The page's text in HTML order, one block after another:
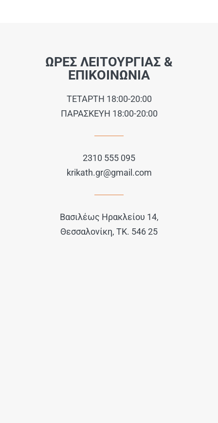
ΩΡΕΣ ΛΕΙΤΟΥΡΓΙΑΣ &
ΕΠΙΚΟΙΝΩΝΙΑ
ΤΕΤΑΡΤΗ 18:00-20:00
ΠΑΡΑΣΚΕΥΗ 18:00-20:00
2310 555 095
krikath.gr@gmail.com
Βασιλέως Ηρακλείου 14,
Θεσσαλονίκη, ΤΚ. 546 25